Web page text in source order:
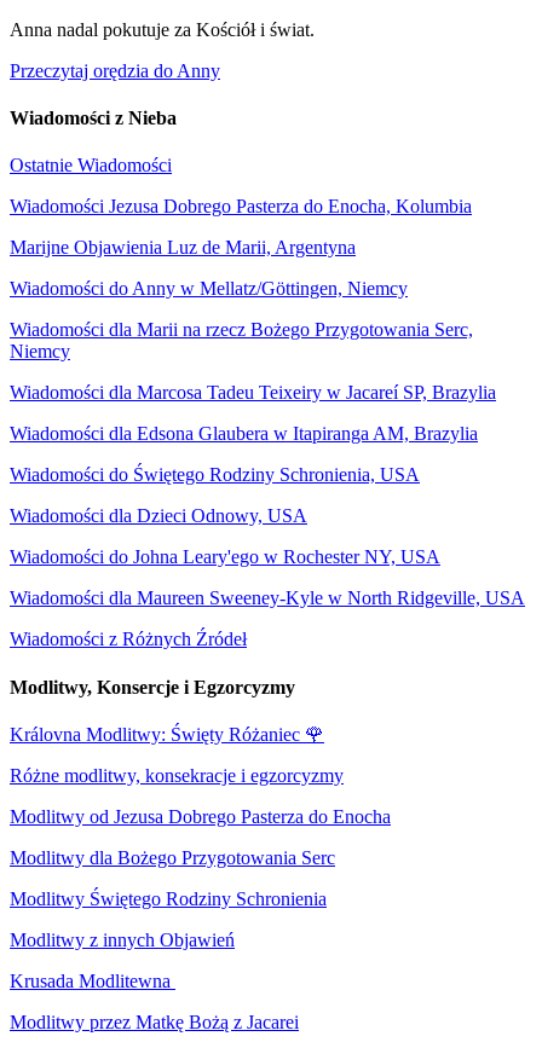
Anna nadal pokutuje za Kościół i świat.
Przeczytaj orędzia do Anny
Wiadomości z Nieba
Ostatnie Wiadomości
Wiadomości Jezusa Dobrego Pasterza do Enocha, Kolumbia
Marijne Objawienia Luz de Marii, Argentyna
Wiadomości do Anny w Mellatz/Göttingen, Niemcy
Wiadomości dla Marii na rzecz Bożego Przygotowania Serc,
Niemcy
Wiadomości dla Marcosa Tadeu Teixeiry w Jacareí SP, Brazylia
Wiadomości dla Edsona Glaubera w Itapiranga AM, Brazylia
Wiadomości do Świętego Rodziny Schronienia, USA
Wiadomości dla Dzieci Odnowy, USA
Wiadomości do Johna Leary'ego w Rochester NY, USA
Wiadomości dla Maureen Sweeney-Kyle w North Ridgeville, USA
Wiadomości z Różnych Źródeł
Modlitwy, Konsercje i Egzorcyzmy
Královna Modlitwy: Święty Różaniec 🌹
Różne modlitwy, konsekracje i egzorcyzmy
Modlitwy od Jezusa Dobrego Pasterza do Enocha
Modlitwy dla Bożego Przygotowania Serc
Modlitwy Świętego Rodziny Schronienia
Modlitwy z innych Objawień
Krusada Modlitewna
Modlitwy przez Matkę Bożą z Jacarei